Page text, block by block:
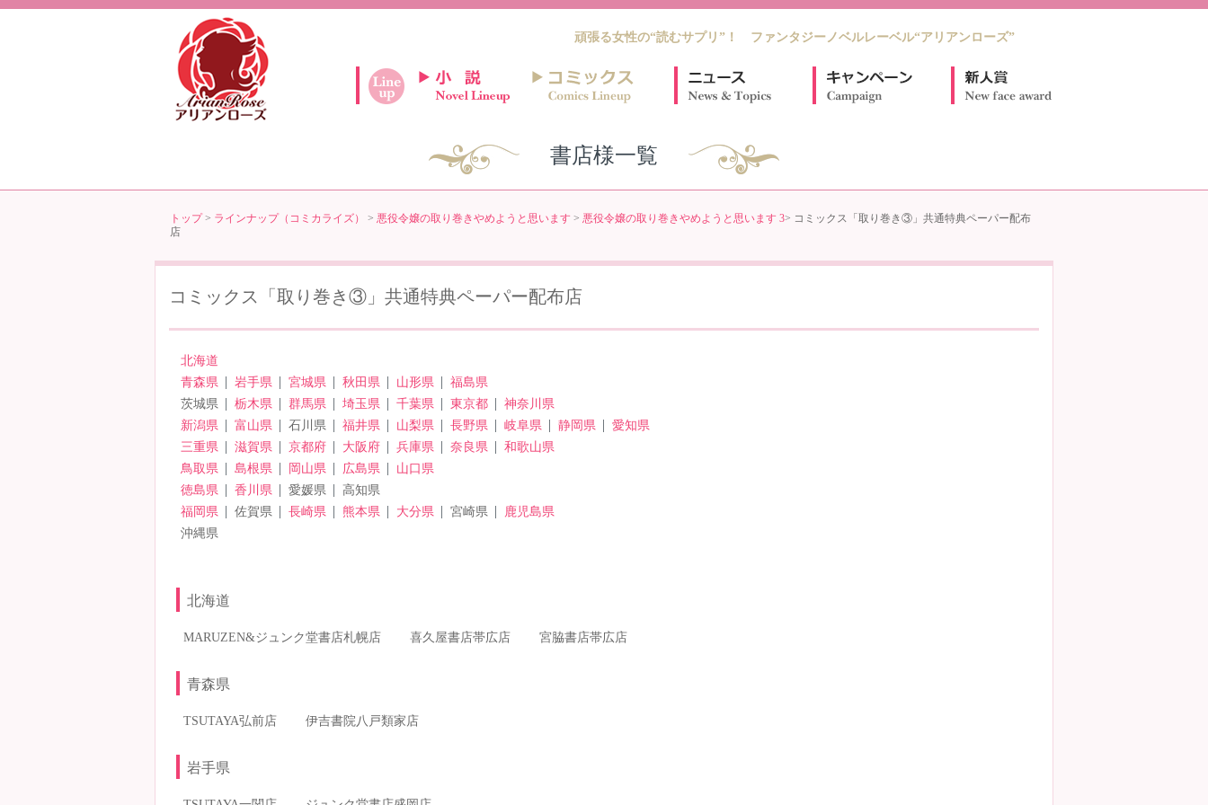
頑張る女性の“読むサプリ”！ ファンタジーノベルレーベル“アリアンローズ”
書店様一覧
トップ> ラインナップ（コミカライズ） > 悪役令嬢の取り巻きやめようと思います> 悪役令嬢の取り巻きやめようと思います 3> コミックス「取り巻き③」共通特典ペーパー配布
店
コミックス「取り巻き③」共通特典ペーパー配布店
北海道
青森県
岩手県 宮城県 秋田県 山形県
福島県
茨城県
栃木県 群馬県 埼玉県 千葉県 東京都
神奈川県
新潟県
富山県 石川県 福井県 山梨県 長野県 岐阜県 静岡県
愛知県
三重県
滋賀県 京都府 大阪府 兵庫県 奈良県
和歌山県
鳥取県
島根県 岡山県 広島県
山口県
徳島県
香川県 愛媛県
高知県
福岡県
佐賀県 長崎県 熊本県 大分県 宮崎県
鹿児島県
沖縄県
北海道
MARUZEN&ジュンク堂書店札幌店 喜久屋書店帯広店 宮脇書店帯広店
青森県
TSUTAYA弘前店 伊吉書院八戸類家店
岩手県